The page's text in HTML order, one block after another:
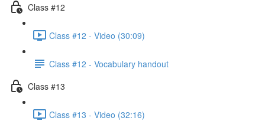
Class #12
Class #12 - Video (30:09)
Class #12 - Vocabulary handout
Class #13
Class #13 - Video (32:16)